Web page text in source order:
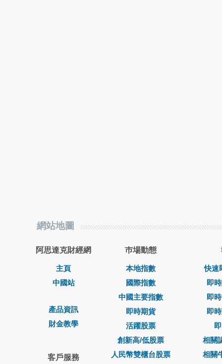
網站地圖
阿思達克財經網
主頁
中國站
產品資訊
財金教學
客戶服務
巿場動態
本地指數
國際指數
中國主要指數
即時期貨
活躍股票
創新高/低股票
人民幣雙櫃台股票
快速
即
即
即
相關
相關